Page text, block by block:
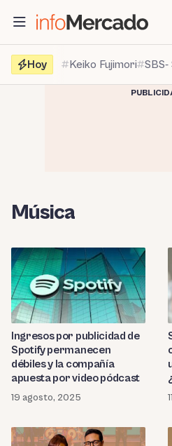
contenido
Hoy
Keiko Fujimori
Música
Ingresos por publicidad de
Spotify permanecen
débiles y la compañía
apuesta por video pódcast
19 agosto, 2025